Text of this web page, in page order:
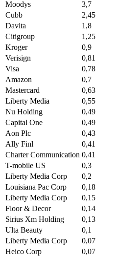
Moodys
3,7
Cubb
2,45
Davita
1,8
Citigroup
1,25
Kroger
0,9
Verisign
0,81
Visa
0,78
Amazon
0,7
Mastercard
0,63
Liberty Media
0,55
Nu Holding
0,49
Capital One
0,49
Aon Plc
0,43
Ally Finl
0,41
Charter Communication 0,41
T-mobile US
0,3
Liberty Media Corp
0,2
Louisiana Pac Corp
0,18
Liberty Media Corp
0,15
Floor & Decor
0,14
Sirius Xm Holding
0,13
Ulta Beauty
0,1
Liberty Media Corp
0,07
Heico Corp
0,07